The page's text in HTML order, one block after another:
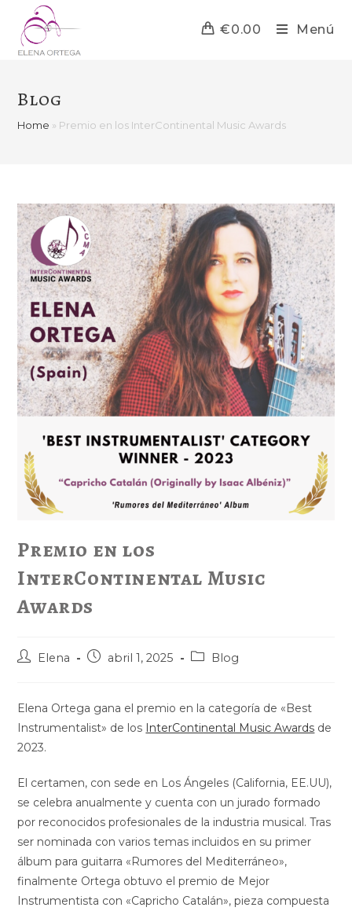
€0.00 Menú
Blog
Home » Premio en los InterContinental Music Awards
Premio en los
InterContinental Music
Awards
Elena abril 1, 2025 Blog
Elena Ortega gana el premio en la categoría de «Best
Instrumentalist» de los InterContinental Music Awards de
2023.
El certamen, con sede en Los Ángeles (California, EE.UU),
se celebra anualmente y cuenta con un jurado formado
por reconocidos profesionales de la industria musical. Tras
ser nominada con varios temas incluidos en su primer
álbum para guitarra «Rumores del Mediterráneo»,
finalmente Ortega obtuvo el premio de Mejor
Instrumentista con «Capricho Catalán», pieza compuesta